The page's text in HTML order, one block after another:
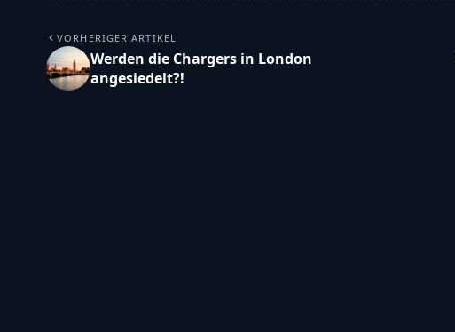
VORHERIGER ARTIKEL
Werden die Chargers in London
angesiedelt?!